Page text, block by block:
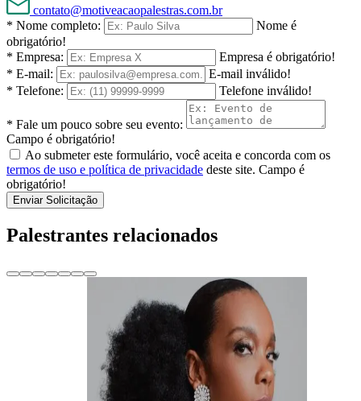
contato@motiveacaopalestras.com.br
* Nome completo:
Nome é
obrigatório!
* Empresa:
Empresa é obrigatório!
* E-mail:
E-mail inválido!
* Telefone:
Telefone inválido!
* Fale um pouco sobre seu evento:
Campo é obrigatório!
Ao submeter este formulário, você aceita e concorda com os
termos de uso e política de privacidade deste site. Campo é
obrigatório!
Enviar Solicitação
Palestrantes relacionados